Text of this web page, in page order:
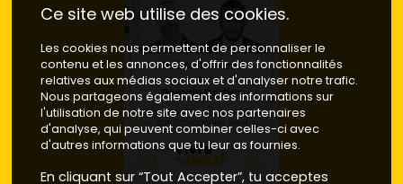
stationnement et extérieur.
quartier par quartier ? Parcours les annonces surVivre
dans le neufpour trouver le bon compromis entreprix
surfaceetemplacementà Biot.
Ce site web utilise des cookies.
Les cookies nous permettent de personnaliser le
contenu et les annonces, d'offrir des fonctionnalités
relatives aux médias sociaux et d'analyser notre trafic.
Nous partageons également des informations sur
l'utilisation de notre site avec nos partenaires
d'analyse, qui peuvent combiner celles-ci avec
d'autres informations que tu leur as fournies.
En cliquant sur “Tout Accepter”, tu acceptes